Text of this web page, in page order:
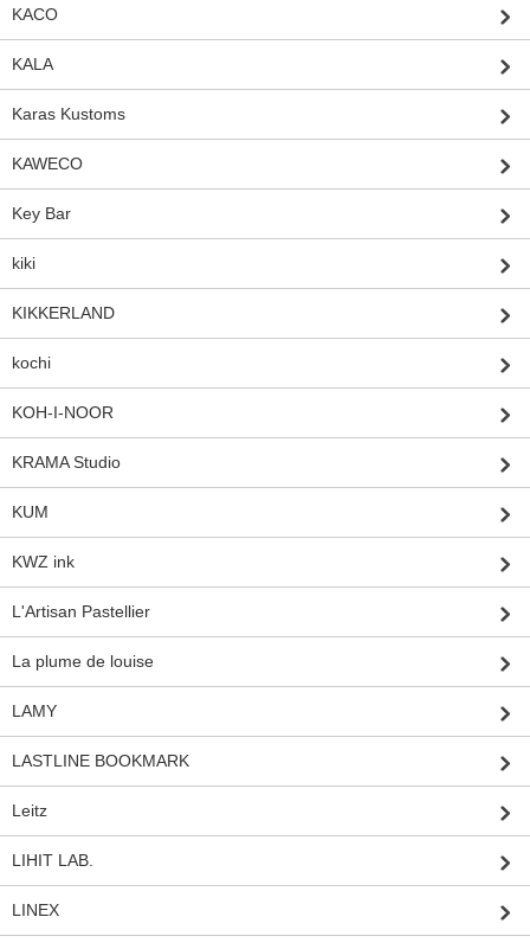
KACO
KALA
Karas Kustoms
KAWECO
Key Bar
kiki
KIKKERLAND
kochi
KOH-I-NOOR
KRAMA Studio
KUM
KWZ ink
L'Artisan Pastellier
La plume de louise
LAMY
LASTLINE BOOKMARK
Leitz
LIHIT LAB.
LINEX